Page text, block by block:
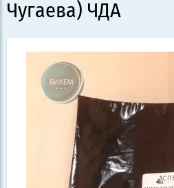
Чугаева) ЧДА